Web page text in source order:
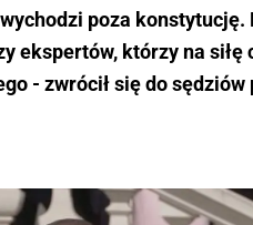
poza
ekspertów, którzy na siłę
- zwrócił się do